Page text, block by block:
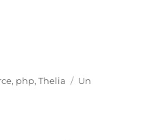
, php,Thelia
Un